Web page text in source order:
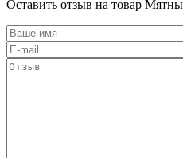
Оставить отзыв на товар